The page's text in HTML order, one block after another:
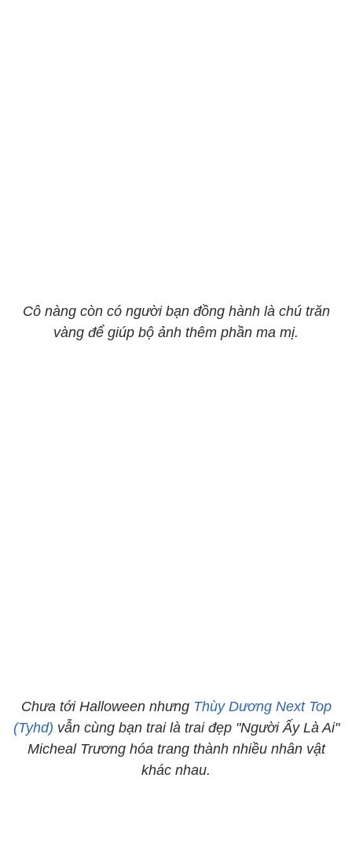
Cô nàng còn có người bạn đồng hành là chú trăn
vàng để giúp bộ ảnh thêm phần ma mị.
Chưa tới Halloween nhưng Thùy Dương Next Top
(Tyhd) vẫn cùng bạn trai là trai đẹp "Người Ấy Là Ai"
Micheal Trương hóa trang thành nhiều nhân vật
khác nhau.